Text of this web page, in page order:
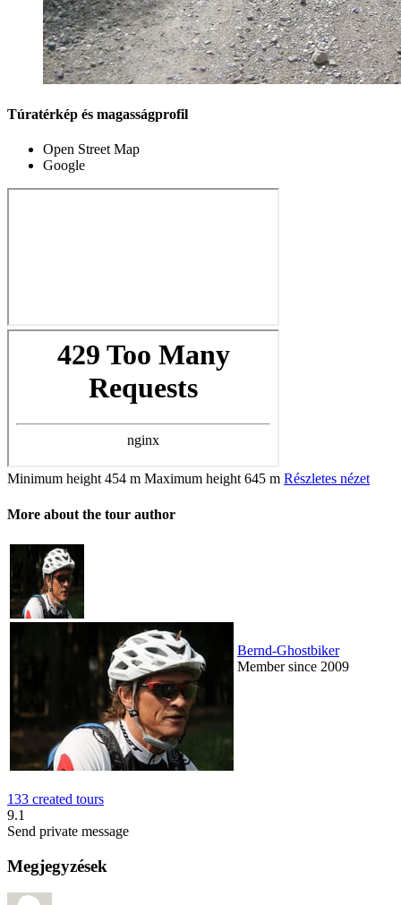
Túratérkép és magasságprofil
Open Street Map
Google
Minimum height 454 m Maximum height 645 m Részletes nézet
More about the tour author
Bernd-Ghostbiker
Member since 2009
133 created tours
9.1
Send private message
Megjegyzések